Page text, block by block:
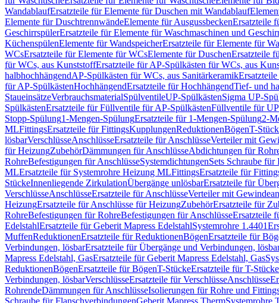
WandablaufErsatzteile für Elemente für Duschen mit Wandablauf
Elemente für DuschtrennwändeElemente für AusgussbeckenErsatzteile
GeschirrspülerErsatzteile für Elemente für Waschmaschinen und
KüchenspülenElemente für WandspeicherErsatzteile für Elemente für
WCsErsatzteile für Elemente für WCsElemente für DuschenErsatzteile
für WCs, aus KunststoffErsatzteile für AP-Spülkästen für WCs, aus
halbhochhängendAP-Spülkästen für WCs, aus Sanitärkeramik
für AP-SpülkästenHochhängendErsatzteile für HochhängendTief- und
StaueinsätzeVerbrauchsmaterialSpülventileUP-SpülkästenSigma UP-
SpülkästenErsatzteile für Füllventile für AP-SpülkästenFüllventile für
Stopp-Spülung1-Mengen-SpülungErsatzteile für 1-Mengen-Spülung2-
MLFittingsErsatzteile für FittingsKupplungenReduktionenBögenT-
lösbarVerschlüsseAnschlüsseErsatzteile für AnschlüsseVerteiler mit
für HeizungZubehörDämmungen für AnschlüsseAbdichtungen für
RohreBefestigungen für AnschlüsseSystemdichtungenSets Schraube für
MLErsatzteile für Systemrohre Heizung MLFittingsErsatzteile für
StückeInnenliegende ZirkulationÜbergänge unlösbarErsatzteile für
VerschlüsseAnschlüsseErsatzteile für AnschlüsseVerteiler mit
HeizungErsatzteile für Anschlüsse für HeizungZubehörErsatzteile für
RohreBefestigungen für RohreBefestigungen für AnschlüsseErsatzteile
EdelstahlErsatzteile für Geberit Mapress EdelstahlSystemrohre 1.4401
MuffenReduktionenErsatzteile für ReduktionenBögenErsatzteile für
Verbindungen, lösbarErsatzteile für Übergänge und Verbindungen,
Mapress Edelstahl, GasErsatzteile für Geberit Mapress Edelstahl, Gas
ReduktionenBögenErsatzteile für BögenT-StückeErsatzteile für T-Stücke
Verbindungen, lösbarVerschlüsseErsatzteile für VerschlüsseAnschlüsse
RohrendeDämmungen für AnschlüsseIsolierungen für Rohre und
Schraube für FlanschverbindungenGeberit Mapress ThermSystemrohre